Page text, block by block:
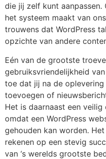
die jij zelf kunt aanpassen.
het systeem maakt van
trouwens dat WordPress
opzichte van andere
Eén van de grootste
gebruiksvriendelijkheid
toe dat jij na de
toevoegen of
Het is daarnaast een
omdat een WordPress
gehouden kan worden.
rekenen op een stevig
van ‘s werelds grootste